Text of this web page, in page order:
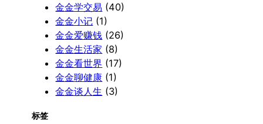
金金学交易 (40)
金金小记 (1)
金金爱赚钱 (26)
金金生活家 (8)
金金看世界 (17)
金金聊健康 (1)
金金谈人生 (3)
标签